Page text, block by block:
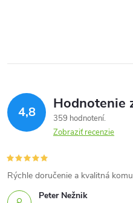
4,8 Hodnotenie
359 hodnotení
Zobraziť recenzie
Peter Nežnik
Rýchle doručenie a kvalitná